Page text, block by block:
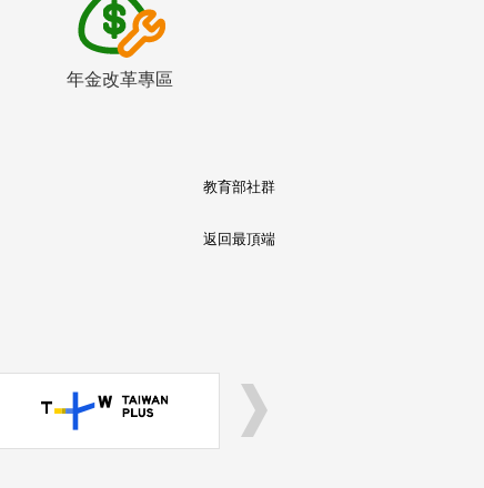
年金改革專區
教育部社群
返回最頂端